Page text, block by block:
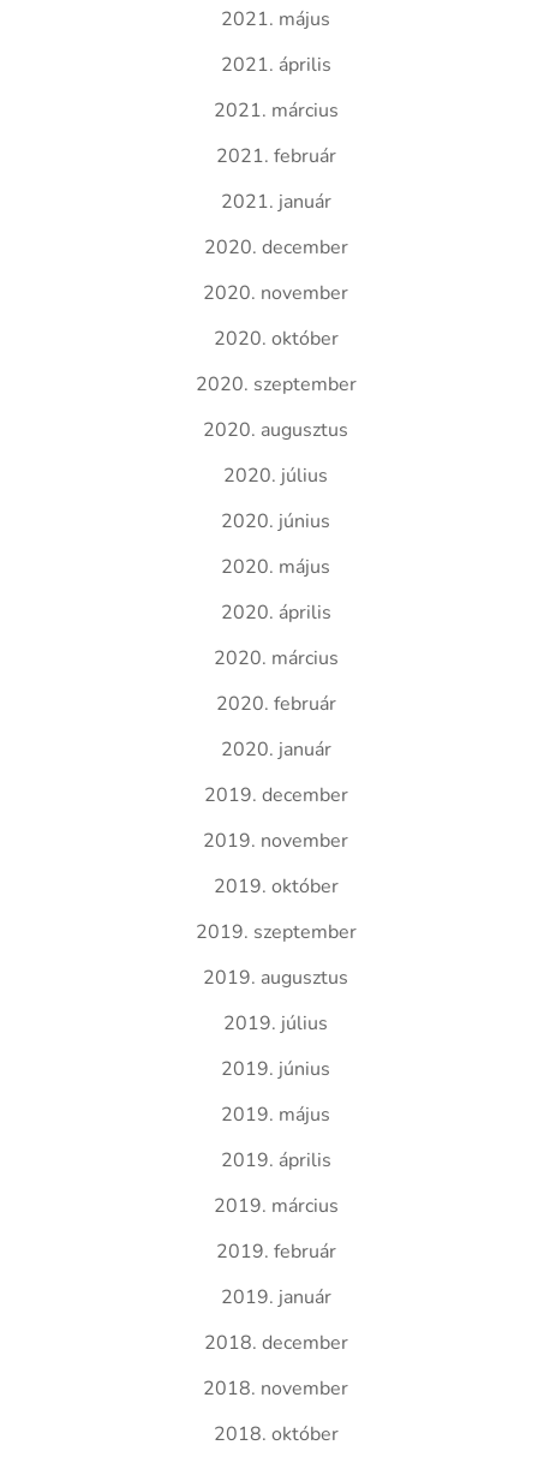
2021. május
2021. április
2021. március
2021. február
2021. január
2020. december
2020. november
2020. október
2020. szeptember
2020. augusztus
2020. július
2020. június
2020. május
2020. április
2020. március
2020. február
2020. január
2019. december
2019. november
2019. október
2019. szeptember
2019. augusztus
2019. július
2019. június
2019. május
2019. április
2019. március
2019. február
2019. január
2018. december
2018. november
2018. október